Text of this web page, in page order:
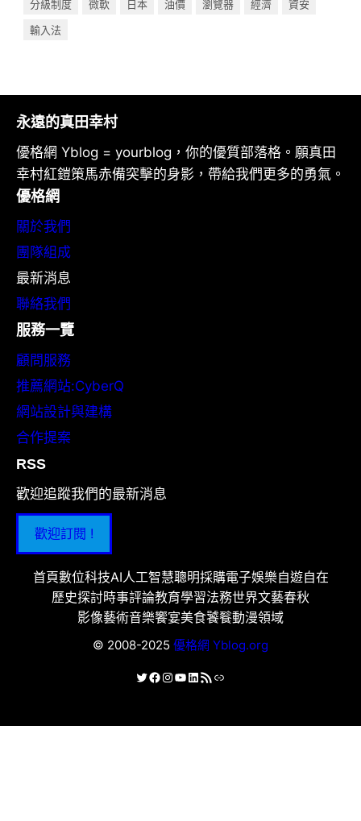
分級制度
微軟 日本 油價 瀏覽器 經濟
資安
輸入法
永遠的真田幸村
優格網 Yblog = yourblog，你的優質部落格。願真田
幸村紅鎧策馬赤備突擊的身影，帶給我們更多的勇氣。
優格網
關於我們
團隊組成
最新消息
聯絡我們
服務一覽
顧問服務
推薦網站:CyberQ
網站設計與建構
合作提案
RSS
歡迎追蹤我們的最新消息
歡迎訂閱 !
首頁數位科技AI人工智慧聰明採購電子娛樂自遊自在
歷史探討時事評論教育學習法務世界文藝春秋
影像藝術音樂饗宴美食饕餮動漫領域
© 2008-2025 優格網 Yblog.org
X Facebook
Instagram
YouTube
LinkedIn
RSS 資訊提供連結